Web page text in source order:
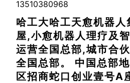
哈工大哈工天愈机器
屋,小愈机器人理疗及
运营全国总部,城市合
全国总部。 中国总部
区招商蛇口创业壹号